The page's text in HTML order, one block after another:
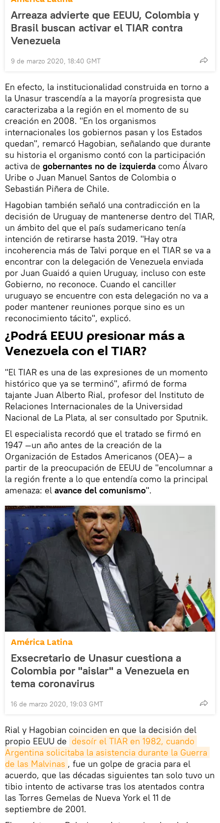
Arreaza advierte que EEUU, Colombia y
Brasil buscan activar el TIAR contra
Venezuela
9 de marzo 2020, 18:40 GMT
En efecto, la institucionalidad construida en torno a
la Unasur trascendía a la mayoría progresista que
caracterizaba a la región en el momento de su
creación en 2008. "En los organismos
internacionales los gobiernos pasan y los Estados
quedan", remarcó Hagobian, señalando que durante
su historia el organismo contó con la participación
activa de gobernantes no de izquierda como Álvaro
Uribe o Juan Manuel Santos de Colombia o
Sebastián Piñera de Chile.
Hagobian también señaló una contradicción en la
decisión de Uruguay de mantenerse dentro del TIAR,
un ámbito del que el país sudamericano tenía
intención de retirarse hasta 2019. "Hay otra
incoherencia más de Talvi porque en el TIAR se va a
encontrar con la delegación de Venezuela enviada
por Juan Guaidó a quien Uruguay, incluso con este
Gobierno, no reconoce. Cuando el canciller
uruguayo se encuentre con esta delegación no va a
poder mantener reuniones porque sino es un
reconocimiento tácito", explicó.
¿Podrá EEUU presionar más a
Venezuela con el TIAR?
"El TIAR es una de las expresiones de un momento
histórico que ya se terminó", afirmó de forma
tajante Juan Alberto Rial, profesor del Instituto de
Relaciones Internacionales de la Universidad
Nacional de La Plata, al ser consultado por Sputnik.
El especialista recordó que el tratado se firmó en
1947 —un año antes de la creación de la
Organización de Estados Americanos (OEA)— a
partir de la preocupación de EEUU de "encolumnar a
la región frente a lo que entendía como la principal
amenaza: el avance del comunismo".
América Latina
Exsecretario de Unasur cuestiona a
Colombia por "aislar" a Venezuela en
tema coronavirus
16 de marzo 2020, 19:03 GMT
Rial y Hagobian coinciden en que la decisión del
propio EEUU de desoír el TIAR en 1982, cuando
Argentina solicitaba la asistencia durante la Guerra
de las Malvinas , fue un golpe de gracia para el
acuerdo, que las décadas siguientes tan solo tuvo un
tibio intento de activarse tras los atentados contra
las Torres Gemelas de Nueva York el 11 de
septiembre de 2001.